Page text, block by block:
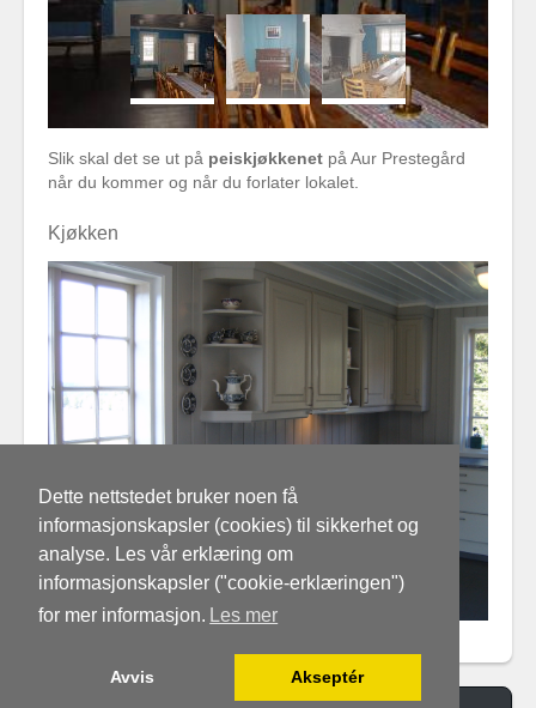
Dette nettstedet bruker noen få
informasjonskapsler (cookies) til sikkerhet og
analyse. Les vår erklæring om
informasjonskapsler ("cookie-erklæringen")
for mer informasjon. Les mer
Avvis Akseptér
Slik skal det se ut på peiskjøkkenet på Aur Prestegård
når du kommer og når du forlater lokalet.
Kjøkken